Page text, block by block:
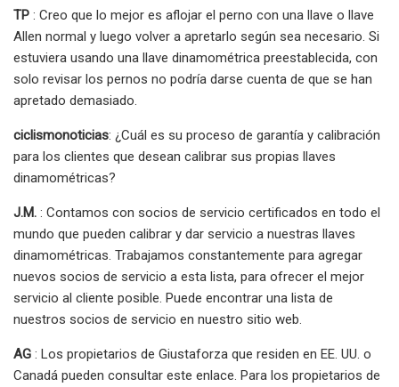
TP : Creo que lo mejor es aflojar el perno con una llave o llave
Allen normal y luego volver a apretarlo según sea necesario. Si
estuviera usando una llave dinamométrica preestablecida, con
solo revisar los pernos no podría darse cuenta de que se han
apretado demasiado.
ciclismonoticias: ¿Cuál es su proceso de garantía y calibración
para los clientes que desean calibrar sus propias llaves
dinamométricas?
J.M. : Contamos con socios de servicio certificados en todo el
mundo que pueden calibrar y dar servicio a nuestras llaves
dinamométricas. Trabajamos constantemente para agregar
nuevos socios de servicio a esta lista, para ofrecer el mejor
servicio al cliente posible. Puede encontrar una lista de
nuestros socios de servicio en nuestro sitio web.
AG : Los propietarios de Giustaforza que residen en EE. UU. o
Canadá pueden consultar este enlace. Para los propietarios de